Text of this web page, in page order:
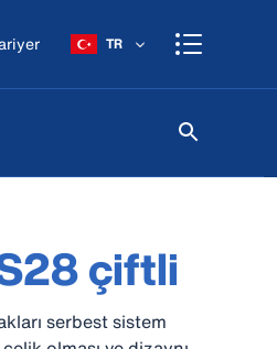
TR
çiftli
serbest sistem